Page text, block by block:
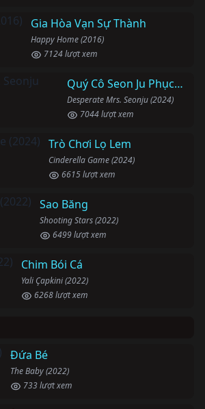
Gia Hòa Vạn Sự Thành
Happy Home (2016)
7124 lượt xem
Quý Cô Seon Ju Phục Thù
Desperate Mrs. Seonju (2024)
7044 lượt xem
Trò Chơi Lọ Lem
Cinderella Game (2024)
6615 lượt xem
Sao Băng
Shooting Stars (2022)
6499 lượt xem
Chim Bói Cá
Yali Çapkini (2022)
6268 lượt xem
Đứa Bé
The Baby (2022)
733 lượt xem